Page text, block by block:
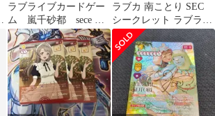
ラブライブカードゲー
ム 嵐千砂都 sece ラ
ブカ
ラブカ 南ことり SEC
シークレット ラブライ
ブカードゲーム